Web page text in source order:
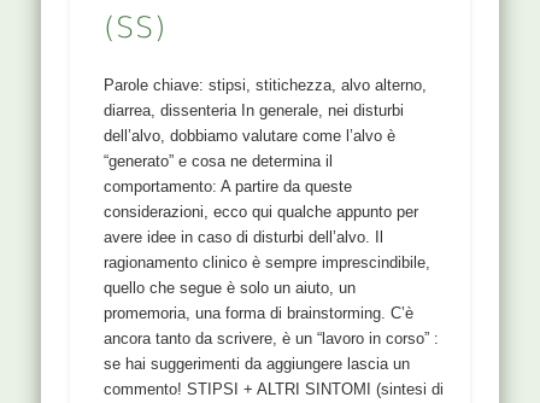
(SS)
Parole chiave: stipsi, stitichezza, alvo alterno,
diarrea, dissenteria In generale, nei disturbi
dell’alvo, dobbiamo valutare come l’alvo è
“generato” e cosa ne determina il
comportamento: A partire da queste
considerazioni, ecco qui qualche appunto per
avere idee in caso di disturbi dell’alvo. Il
ragionamento clinico è sempre imprescindibile,
quello che segue è solo un aiuto, un
promemoria, una forma di brainstorming. C’è
ancora tanto da scrivere, è un “lavoro in corso” :
se hai suggerimenti da aggiungere lascia un
commento! STIPSI + ALTRI SINTOMI (sintesi di